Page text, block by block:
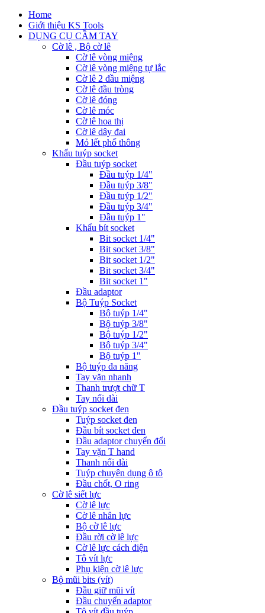
Home
Giới thiệu KS Tools
DỤNG CỤ CẦM TAY
Cờ lê , Bộ cờ lê
Cờ lê vòng miệng
Cờ lê vòng miệng tự lắc
Cờ lê 2 đầu miệng
Cờ lê đầu tròng
Cờ lê đóng
Cờ lê móc
Cờ lê hoa thị
Cờ lê dây đai
Mỏ lết phổ thông
Khẩu tuýp socket
Đầu tuýp socket
Đầu tuýp 1/4"
Đầu tuýp 3/8"
Đầu tuýp 1/2"
Đầu tuýp 3/4"
Đầu tuýp 1"
Khẩu bít socket
Bit socket 1/4"
Bit socket 3/8"
Bit socket 1/2"
Bit socket 3/4"
Bit socket 1"
Đầu adaptor
Bộ Tuýp Socket
Bộ tuýp 1/4"
Bộ tuýp 3/8"
Bộ tuýp 1/2"
Bộ tuýp 3/4"
Bộ tuýp 1"
Bộ tuýp đa năng
Tay vặn nhanh
Thanh trượt chữ T
Tay nối dài
Đầu tuýp socket đen
Tuýp socket đen
Đầu bít socket đen
Đầu adaptor chuyển đổi
Tay vặn T hand
Thanh nối dài
Tuýp chuyên dụng ô tô
Đầu chốt, O ring
Cờ lê siết lực
Cờ lê lực
Cờ lê nhân lực
Bộ cờ lê lực
Đầu rời cờ lê lực
Cờ lê lực cách điện
Tô vít lực
Phụ kiện cờ lê lực
Bộ mũi bits (vít)
Đầu giữ mũi vít
Đầu chuyển adaptor